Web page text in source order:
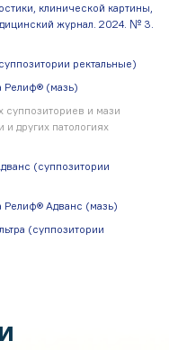
клинической картины,
журнал. 2024. № 3.
ректальные)
Релиф® (мазь)
суппозиториев и мази
других патологиях
(суппозитории
Релиф® Адванс (мазь)
(суппозитории